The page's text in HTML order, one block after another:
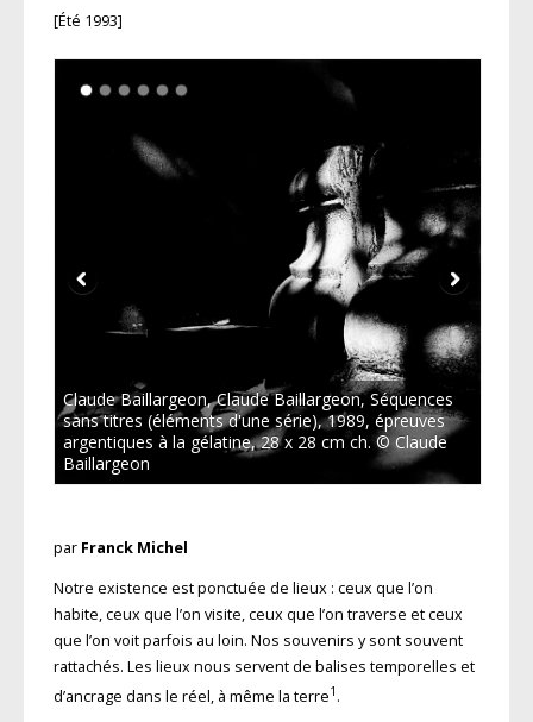
[Été 1993]
Claude Baillargeon, Claude Baillargeon, Séquences
sans titres (éléments d'une série), 1989, épreuves
argentiques à la gélatine, 28 x 28 cm ch. © Claude
Baillargeon
par Franck Michel
Notre existence est ponctuée de lieux : ceux que l’on
habite, ceux que l’on visite, ceux que l’on traverse et ceux
que l’on voit parfois au loin. Nos souvenirs y sont souvent
rattachés. Les lieux nous servent de balises temporelles et
d’ancrage dans le réel, à même la terre1 .